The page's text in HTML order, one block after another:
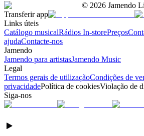
© 2026 Jamendo
Transferir app
Links úteis
Catálogo musicalRádios In-storePreços
ajudaContacte-nos
Jamendo
Jamendo para artistasJamendo Music
Legal
Termos gerais de utilizaçãoCondições de
privacidadePolítica de cookiesViolação de
Siga-nos